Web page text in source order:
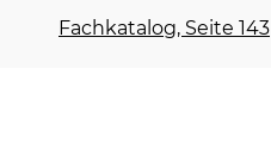
Fachkatalog, Seite 143